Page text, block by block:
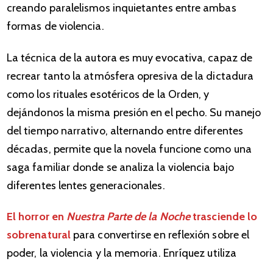
creando paralelismos inquietantes entre ambas
formas de violencia.
La técnica de la autora es muy evocativa, capaz de
recrear tanto la atmósfera opresiva de la dictadura
como los rituales esotéricos de la Orden, y
dejándonos la misma presión en el pecho. Su manejo
del tiempo narrativo, alternando entre diferentes
décadas, permite que la novela funcione como una
saga familiar donde se analiza la violencia bajo
diferentes lentes generacionales.
El horror en Nuestra Parte de la Nochetrasciende lo
sobrenatural para convertirse en reflexión sobre el
poder, la violencia y la memoria. Enríquez utiliza